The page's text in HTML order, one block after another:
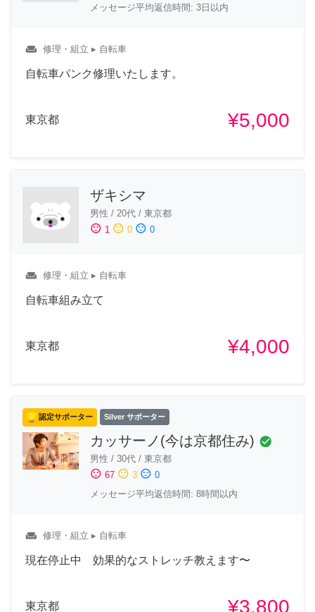
メッセージ平均返信時間: 3日以内
weekend 修理・組立 ▸ 自転車
自転車パンク修理いたします。
東京都 ¥5,000
ザキシマ
男性 / 20代 / 東京都
sentiment_satisfied 1 sentiment_neutral 0 sentiment_dissatisfied 0
weekend 修理・組立 ▸ 自転車
自転車組み立て
東京都 ¥4,000
認定サポーター Silver サポーター
カッサーノ(今は京都住み) check_circle
男性 / 30代 / 東京都
sentiment_satisfied 67 sentiment_neutral 3 sentiment_dissatisfied 0
メッセージ平均返信時間: 8時間以内
weekend 修理・組立 ▸ 自転車
現在停止中 効果的なストレッチ教えます〜
東京都 ¥3,800